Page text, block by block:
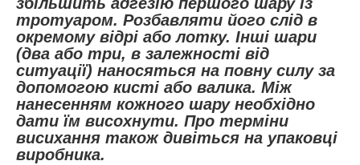
тротуаром. Розбавляти його слід в
окремому відрі або лотку. Інші шари
(два або три, в залежності від
ситуації) наносяться на повну силу за
допомогою кисті або валика. Між
нанесенням кожного шару необхідно
дати їм висохнути. Про терміни
висихання також дивіться на упаковці
виробника.